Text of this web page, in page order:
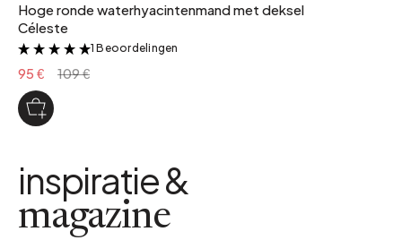
Hoge ronde waterhyacintenmand met deksel
Céleste
&
1 Beoordelingen
95 € 109 €
inspiratie &
magazine